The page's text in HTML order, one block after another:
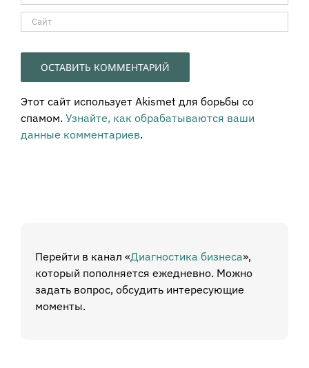
Этот сайт использует Akismet для борьбы со
спамом. Узнайте, как обрабатываются ваши
данные комментариев.
Перейти в канал «Диагностика бизнеса»,
который пополняется ежедневно. Можно
задать вопрос, обсудить интересующие
моменты.